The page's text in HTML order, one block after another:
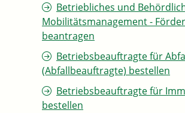
Betriebliches und
Mobilitätsmanagement -
beantragen
Betriebsbeauftragte für
(Abfallbeauftragte) bestellen
Betriebsbeauftragte für
bestellen